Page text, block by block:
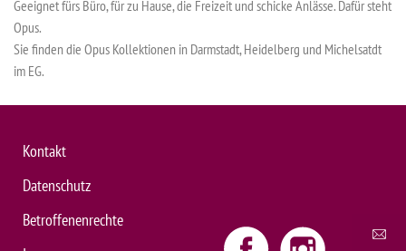
Geeignet fürs Büro, für zu Hause, die Freizeit und schicke Anlässe. Dafür steht
Opus.
Sie finden die Opus Kollektionen in Darmstadt, Heidelberg und Michelsatdt
im EG.
Kontakt
Datenschutz
Betroffenenrechte